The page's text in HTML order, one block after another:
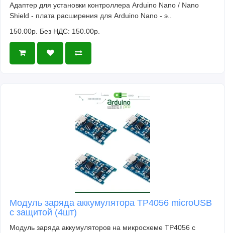
Адаптер для установки контроллера Arduino Nano / Nano
Shield - плата расширения для Arduino Nano - э..
150.00р. Без НДС: 150.00р.
Модуль заряда аккумулятора TP4056 microUSB
с защитой (4шт)
Модуль заряда аккумуляторов на микросхеме TP4056 с